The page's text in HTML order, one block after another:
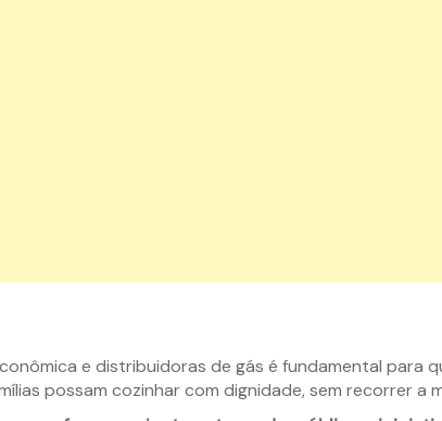
e distribuidoras de gás é fundamental para
possam cozinhar com dignidade, sem recorrer a